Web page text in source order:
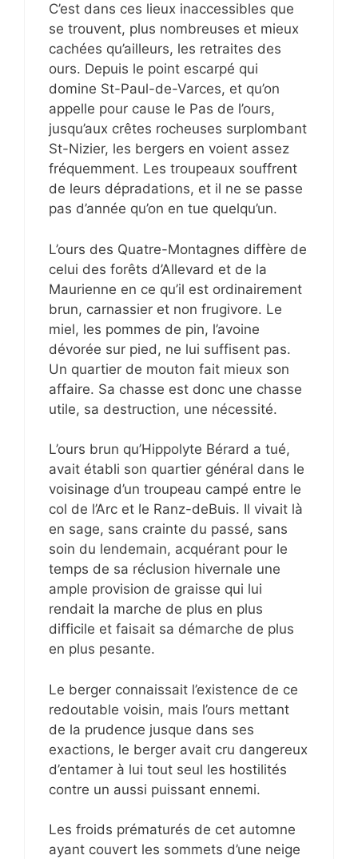
C’est dans ces lieux inaccessibles que
se trouvent, plus nombreuses et mieux
cachées qu’ailleurs, les retraites des
ours. Depuis le point escarpé qui
domine St-Paul-de-Varces, et qu’on
appelle pour cause le Pas de l’ours,
jusqu’aux crêtes rocheuses surplombant
St-Nizier, les bergers en voient assez
fréquemment. Les troupeaux souffrent
de leurs dépradations, et il ne se passe
pas d’année qu’on en tue quelqu’un.
L’ours des Quatre-Montagnes diffère de
celui des forêts d’Allevard et de la
Maurienne en ce qu’il est ordinairement
brun, carnassier et non frugivore. Le
miel, les pommes de pin, l’avoine
dévorée sur pied, ne lui suffisent pas.
Un quartier de mouton fait mieux son
affaire. Sa chasse est donc une chasse
utile, sa destruction, une nécessité.
L’ours brun qu’Hippolyte Bérard a tué,
avait établi son quartier général dans le
voisinage d’un troupeau campé entre le
col de l’Arc et le Ranz-deBuis. Il vivait là
en sage, sans crainte du passé, sans
soin du lendemain, acquérant pour le
temps de sa réclusion hivernale une
ample provision de graisse qui lui
rendait la marche de plus en plus
difficile et faisait sa démarche de plus
en plus pesante.
Le berger connaissait l’existence de ce
redoutable voisin, mais l’ours mettant
de la prudence jusque dans ses
exactions, le berger avait cru dangereux
d’entamer à lui tout seul les hostilités
contre un aussi puissant ennemi.
Les froids prématurés de cet automne
ayant couvert les sommets d’une neige